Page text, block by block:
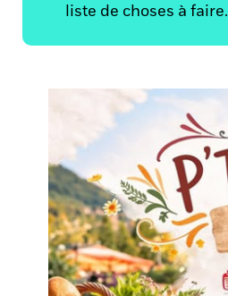
liste de choses à faire.